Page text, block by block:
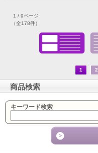
1 / 9ページ
（全178件）
1 2
商品検索
キーワード検索